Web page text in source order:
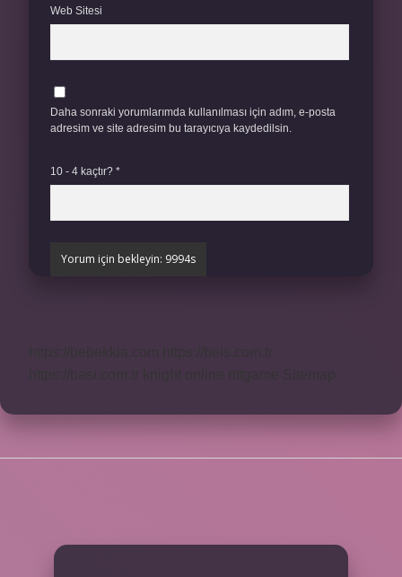
Web Sitesi
Daha sonraki yorumlarımda kullanılması için adım, e-posta
adresim ve site adresim bu tarayıcıya kaydedilsin.
10 - 4 kaçtır? *